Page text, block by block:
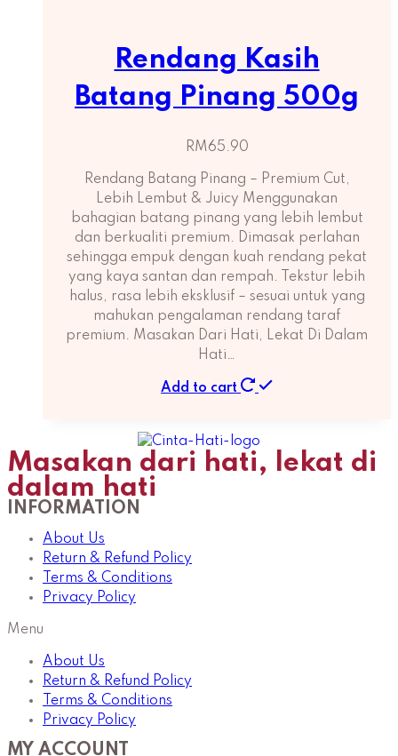
Rendang Kasih
Batang Pinang 500g
RM65.90
Rendang Batang Pinang – Premium Cut,
Lebih Lembut & Juicy Menggunakan
bahagian batang pinang yang lebih lembut
dan berkualiti premium. Dimasak perlahan
sehingga empuk dengan kuah rendang pekat
yang kaya santan dan rempah. Tekstur lebih
halus, rasa lebih eksklusif – sesuai untuk yang
mahukan pengalaman rendang taraf
premium. Masakan Dari Hati, Lekat Di Dalam
Hati…
Add to cart
Masakan dari hati, lekat di
dalam hati
INFORMATION
About Us
Return & Refund Policy
Terms & Conditions
Privacy Policy
Menu
About Us
Return & Refund Policy
Terms & Conditions
Privacy Policy
MY ACCOUNT